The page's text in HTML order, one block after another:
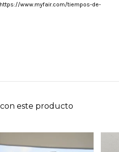
www.myfair.com/tiempos-de-
este producto